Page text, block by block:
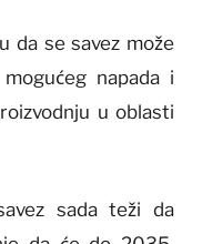
da se savez može
napada i
u oblasti
sada teži da